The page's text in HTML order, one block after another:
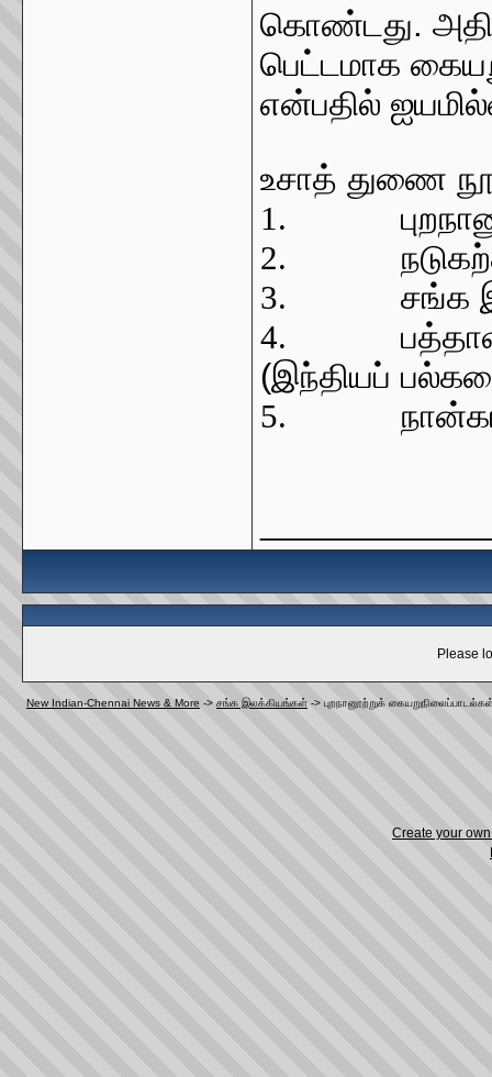
கொண்டது. அதில்
பெட்டமாக
என்பதில்
உசாத் துணை
1.
2.
3. சங்க
4.
(இந்தியப்
5.
Please
New Indian-Chennai News & More -> சங்க இலக்கியங்கள் -> புறநானூற்றுக்
Create your